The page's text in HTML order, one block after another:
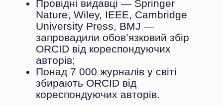
Крок 1. Перехід на сайт та початок
реєстрації
Перейдіть за адресою:
. Сайт не має
повноцінного українського інтерфейсу, але
функція автоматичного перекладу
браузера (Chrome, Firefox) забезпечує
розуміння всіх полів. Важливо: реєстрація
дозволяється лише особисто —
реєструвати інших осіб заборонено
правилами ORCID.